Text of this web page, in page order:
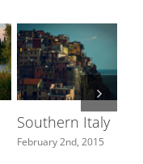
Southern Italy
February 2nd, 2015